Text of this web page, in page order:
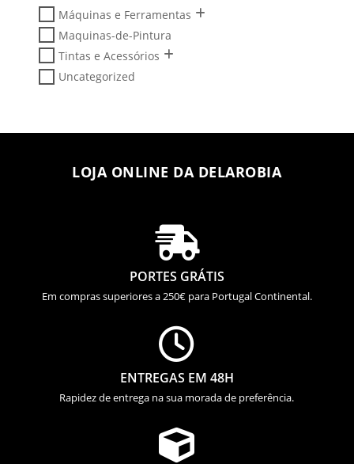
Máquinas e Ferramentas
Maquinas-de-Pintura
Tintas e Acessórios
Uncategorized
LOJA ONLINE DA DELAROBIA

PORTES GRÁTIS
Em compras superiores a 250€ para Portugal Continental.

ENTREGAS EM 48H
Rapidez de entrega na sua morada de preferência.
